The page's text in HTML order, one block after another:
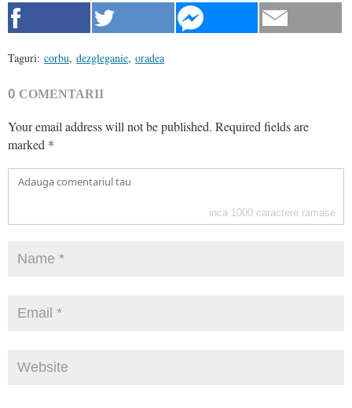
Taguri: corbu, dezgleganie, oradea
0 COMENTARII
Your email address will not be published. Required fields are
marked *
inca 1000 caractere ramase